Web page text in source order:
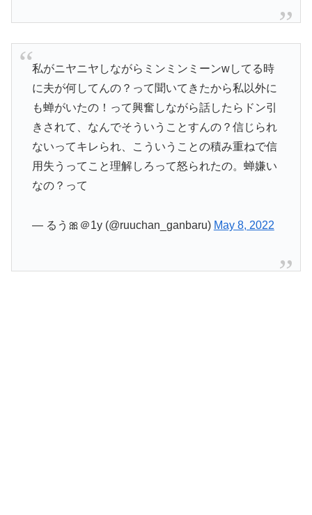
私がニヤニヤしながらミンミンミーンwしてる時
に夫が何してんの？って聞いてきたから私以外に
も蝉がいたの！って興奮しながら話したらドン引
きされて、なんでそういうことすんの？信じられ
ないってキレられ、こういうことの積み重ねで信
用失うってこと理解しろって怒られたの。蝉嫌い
なの？って
— るう🎀＠1y (@ruuchan_ganbaru) May 8, 2022